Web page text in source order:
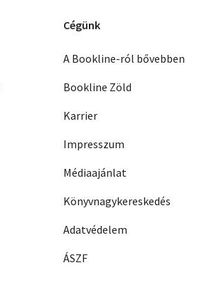
Cégünk
A Bookline-ról bővebben
Bookline Zöld
Karrier
Impresszum
Médiaajánlat
Könyvnagykereskedés
Adatvédelem
ÁSZF